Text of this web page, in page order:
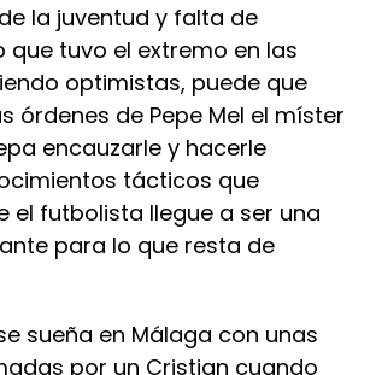
la juventud y falta de
tuvo el extremo en las
optimistas, puede que
órdenes de Pepe Mel el míster
encauzarle y hacerle
tácticos que
el futbolista llegue a ser una
para lo que resta de
sueña en Málaga con unas
por un Cristian cuando